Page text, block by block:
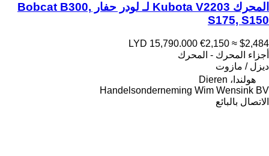
المحرك Kubota V2203 لـ لودر حفار Bobcat B300,
S175, S150
LYD 15,790.000 €2,150 ≈ $2,484
أجزاء المحرك - المحرك
ديزل / مازوت
هولندا، Dieren
Handelsonderneming Wim Wensink BV
الاتصال بالبائع